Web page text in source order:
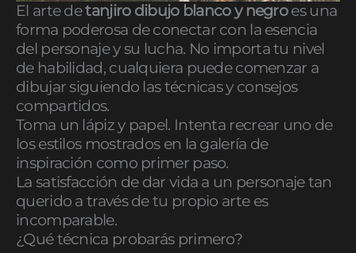
El arte detanjiro dibujo blanco y negroes una
forma poderosa de conectar con la esencia
del personaje y su lucha. No importa tu nivel
de habilidad, cualquiera puede comenzar a
dibujar siguiendo las técnicas y consejos
compartidos.
Toma un lápiz y papel. Intenta recrear uno de
los estilos mostrados en la galería de
inspiración como primer paso.
La satisfacción de dar vida a un personaje tan
querido a través de tu propio arte es
incomparable.
¿Qué técnica probarás primero?